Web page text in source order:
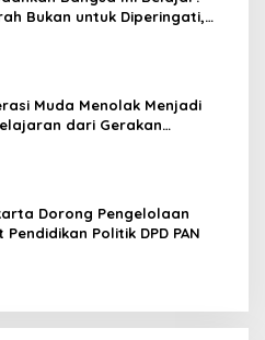
Bukan untuk Diperingati,
Muda Menolak Menjadi
dari Gerakan
Dorong Pengelolaan
Pendidikan Politik DPD PAN